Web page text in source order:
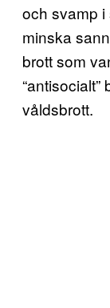
och svamp
minska
brott som
våldsbrott.